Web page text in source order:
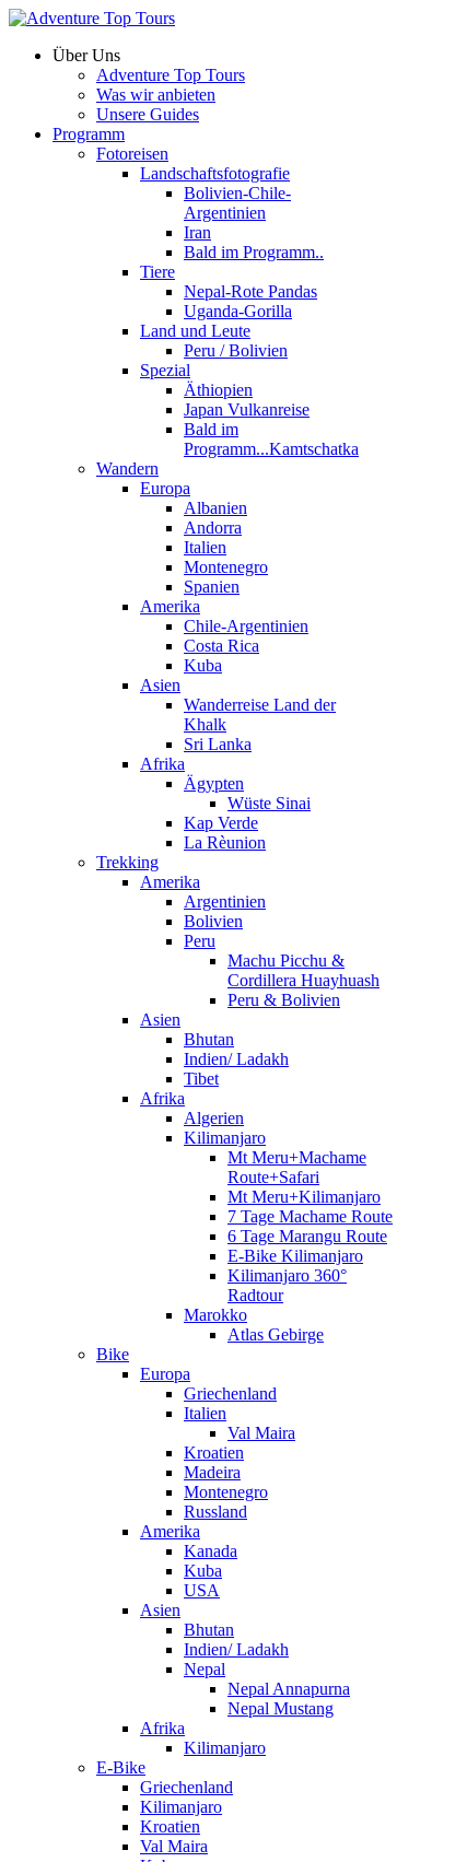
Über Uns
Adventure Top Tours
Was wir anbieten
Unsere Guides
Programm
Fotoreisen
Landschaftsfotografie
Bolivien-Chile-
Argentinien
Iran
Bald im Programm..
Tiere
Nepal-Rote Pandas
Uganda-Gorilla
Land und Leute
Peru / Bolivien
Spezial
Äthiopien
Japan Vulkanreise
Bald im
Programm...Kamtschatka
Wandern
Europa
Albanien
Andorra
Italien
Montenegro
Spanien
Amerika
Chile-Argentinien
Costa Rica
Kuba
Asien
Wanderreise Land der
Khalk
Sri Lanka
Afrika
Ägypten
Wüste Sinai
Kap Verde
La Rèunion
Trekking
Amerika
Argentinien
Bolivien
Peru
Machu Picchu &
Cordillera Huayhuash
Peru & Bolivien
Asien
Bhutan
Indien/ Ladakh
Tibet
Afrika
Algerien
Kilimanjaro
Mt Meru+Machame
Route+Safari
Mt Meru+Kilimanjaro
7 Tage Machame Route
6 Tage Marangu Route
E-Bike Kilimanjaro
Kilimanjaro 360°
Radtour
Marokko
Atlas Gebirge
Bike
Europa
Griechenland
Italien
Val Maira
Kroatien
Madeira
Montenegro
Russland
Amerika
Kanada
Kuba
USA
Asien
Bhutan
Indien/ Ladakh
Nepal
Nepal Annapurna
Nepal Mustang
Afrika
Kilimanjaro
E-Bike
Griechenland
Kilimanjaro
Kroatien
Val Maira